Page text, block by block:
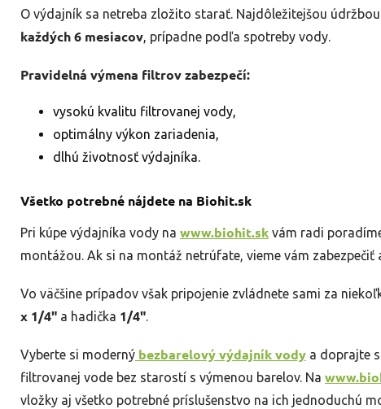
O výdajník sa netreba zložito starať. Najdôležitejšou
každých 6 mesiacov, prípadne podľa spotreby vody.
Pravidelná výmena filtrov zabezpečí:
vysokú kvalitu filtrovanej vody,
optimálny výkon zariadenia,
dlhú životnosť výdajníka.
Všetko potrebné nájdete na Biohit.sk
Pri kúpe výdajníka vody na www.biohit.sk vám radi
montážou. Ak si na montáž netrúfate, vieme vám
Vo väčšine prípadov však pripojenie zvládnete sami za
x 1/4" a hadička 1/4".
Vyberte si moderný bezbarelový výdajník vody a doprajte
filtrovanej vode bez starostí s výmenou barelov. Na
vložky aj všetko potrebné príslušenstvo na ich jednoduchú